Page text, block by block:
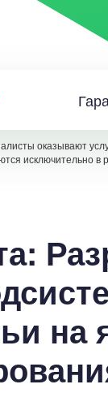
оказывают
исключительно в
на